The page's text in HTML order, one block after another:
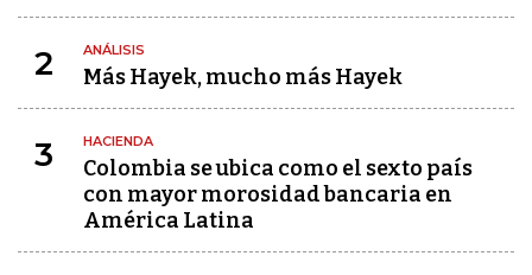
2 ANÁLISIS
Más Hayek, mucho más Hayek
3 HACIENDA
Colombia se ubica como el sexto país
con mayor morosidad bancaria en
América Latina